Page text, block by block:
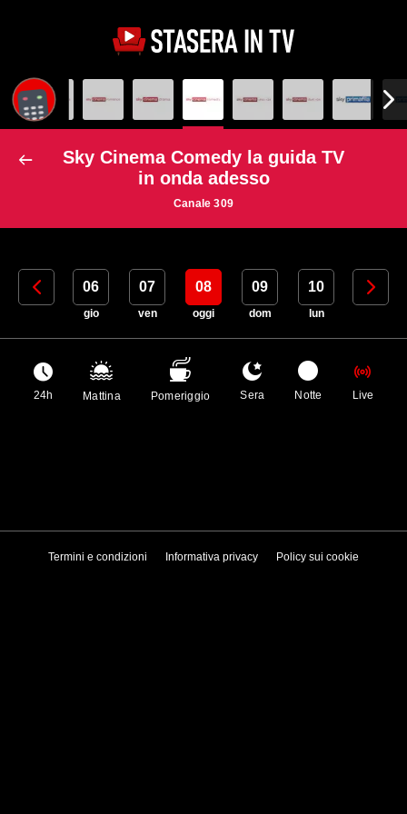
Sky Cinema Comedy la guida TV
in onda adesso
Canale 309
05 06
gio
07
ven
08
oggi
09
dom
10
lun
11
24h Mattina Pomeriggio Sera Notte Live
Termini e condizioni Informativa privacy Policy sui cookie